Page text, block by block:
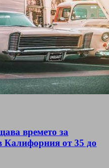
времето за
Калифорния от 35 до